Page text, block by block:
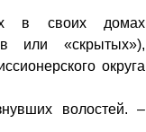
в своих домах
или «скрытых»),
округа
волостей. –